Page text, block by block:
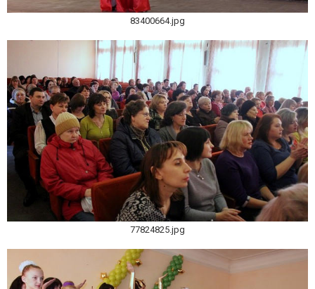
83400664.jpg
77824825.jpg